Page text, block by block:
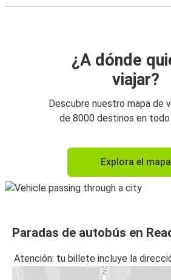
¿A dónde
viajar?
Descubre nuestro mapa de
de 8000 destinos en todo
Explora el mapa
Paradas de autobús en
Atención: tu billete incluye la